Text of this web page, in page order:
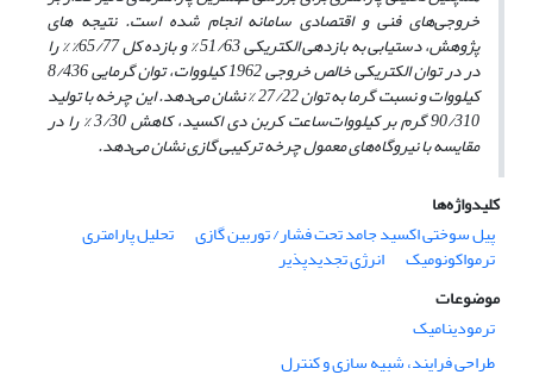
خروجی‌های فنی و اقتصادی سامانه انجام شده است. نتیجه‌ های
پژوهش، دستیابی به بازدهی الکتریکی 51/63 % و بازده کل 65/77% % را
در در توان الکتریکی خالص خروجی 1962 کیلووات، توان گرمایی 8/436
کیلووات و نسبت گرما به توان 27/22 % نشان می‌دهد. این چرخه با تولید
90/310 گرم بر کیلووات‌ساعت کربن دی اکسید، کاهش 3/30 % را در
مقایسه با نیروگاه‌های معمول چرخه ترکیبی گازی نشان می‌دهد.
کلیدواژه‌ها
پیل سوختی اکسید جامد تحت فشار/ توربین گازی
تحلیل پارامتری
ترمواکونومیک
انرژی تجدیدپذیر
موضوعات
ترمودینامیک
طراحی فرایند، شبیه سازی و کنترل